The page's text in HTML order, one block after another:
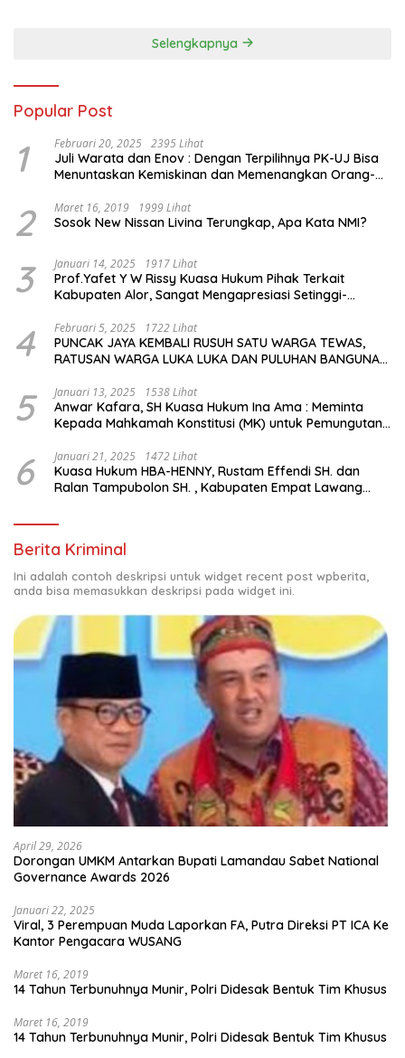
Selengkapnya
Popular Post
1 Februari 20, 2025 2395 Lihat
Juli Warata dan Enov : Dengan Terpilihnya PK-UJ Bisa
Menuntaskan Kemiskinan dan Memenangkan Orang-
2 Maret 16, 2019 1999 Lihat
Sosok New Nissan Livina Terungkap, Apa Kata NMI?
3 Januari 14, 2025 1917 Lihat
Prof.Yafet Y W Rissy Kuasa Hukum Pihak Terkait
Kabupaten Alor, Sangat Mengapresiasi Setinggi-
dan Bapak Rey Mencabut Gugatannya ke MK
4 Februari 5, 2025 1722 Lihat
PUNCAK JAYA KEMBALI RUSUH SATU WARGA TEWAS,
RATUSAN WARGA LUKA LUKA DAN PULUHAN BANGUNAN
5 Januari 13, 2025 1538 Lihat
Anwar Kafara, SH Kuasa Hukum Ina Ama : Meminta
Kepada Mahkamah Konstitusi (MK) untuk Pemungutan
6 Januari 21, 2025 1472 Lihat
Kuasa Hukum HBA-HENNY, Rustam Effendi SH. dan
Ralan Tampubolon SH. , Kabupaten Empat Lawang
Berita Kriminal
Ini adalah contoh deskripsi untuk widget recent post wpberita,
anda bisa memasukkan deskripsi pada widget ini.
April 29, 2026
Dorongan UMKM Antarkan Bupati Lamandau Sabet National
Governance Awards 2026
Januari 22, 2025
Viral, 3 Perempuan Muda Laporkan FA, Putra Direksi PT ICA Ke
Kantor Pengacara WUSANG
Maret 16, 2019
14 Tahun Terbunuhnya Munir, Polri Didesak Bentuk Tim Khusus
Maret 16, 2019
14 Tahun Terbunuhnya Munir, Polri Didesak Bentuk Tim Khusus